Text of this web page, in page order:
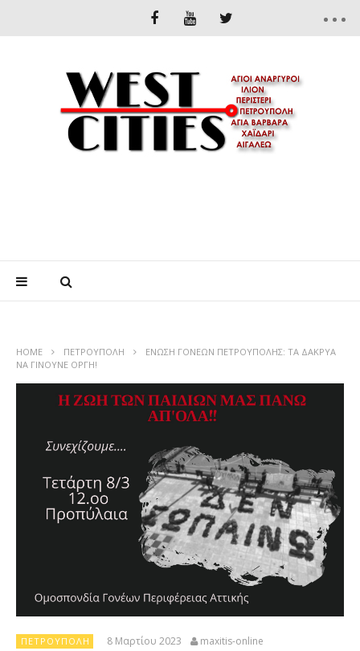
HOME ΠΕΤΡΟΎΠΟΛΗ
ΕΝΩΣΗ ΓΟΝΕΩΝ ΠΕΤΡΟΥΠΟΛΗΣ: ΤΑ ΔΑΚΡΥΑ
ΝΑ ΓΙΝΟΥΝΕ ΟΡΓΗ!
ΠΕΤΡΟΎΠΟΛΗ 8 Μαρτίου 2023 maxitis-online